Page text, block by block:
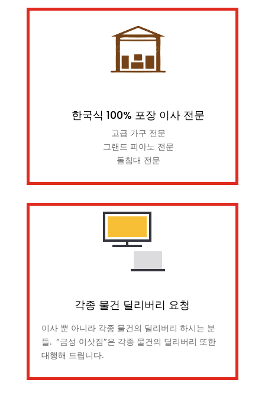
한국식 100% 포장 이사 전문
고급 가구 전문
그랜드 피아노 전문
돌침대 전문
각종 물건 딜리버리 요청
이사 뿐 아니라 각종 물건의 딜리버리 하시는 분
들. “금성 이삿짐”은 각종 물건의 딜리버리 또한
대행해 드립니다.